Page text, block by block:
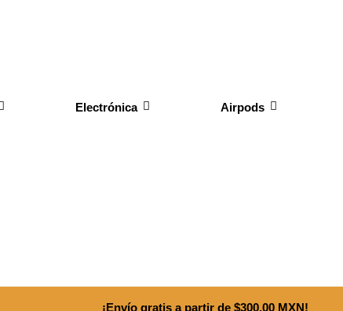
Electrónica Airpods
¡Envío gratis a partir de $300.00 MXN!